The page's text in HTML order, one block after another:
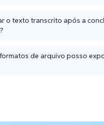
o texto transcrito após a
de arquivo posso